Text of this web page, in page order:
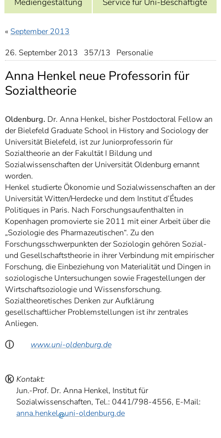
7]
Informationen zur
« September 2013
26. September 2013 357/13 Personalie
Anna Henkel neue Professorin für
Sozialtheorie
Oldenburg. Dr. Anna Henkel, bisher Postdoctoral Fellow an
der Bielefeld Graduate School in History and Sociology der
Universität Bielefeld, ist zur Juniorprofessorin für
Sozialtheorie an der Fakultät I Bildung und
Sozialwissenschaften der Universität Oldenburg ernannt
worden.
Henkel studierte Ökonomie und Sozialwissenschaften an der
Universität Witten/Herdecke und dem Institut d’Études
Politiques in Paris. Nach Forschungsaufenthalten in
Kopenhagen promovierte sie 2011 mit einer Arbeit über die
„Soziologie des Pharmazeutischen“. Zu den
Forschungsschwerpunkten der Soziologin gehören Sozial-
und Gesellschaftstheorie in ihrer Verbindung mit empirischer
Forschung, die Einbeziehung von Materialität und Dingen in
soziologische Untersuchungen sowie Fragestellungen der
Wirtschaftsoziologie und Wissensforschung.
Sozialtheoretisches Denken zur Aufklärung
gesellschaftlicher Problemstellungen ist ihr zentrales
Anliegen.
ⓘ www.uni-oldenburg.de
ⓚ Kontakt:
Jun.-Prof. Dr. Anna Henkel, Institut für
Sozialwissenschaften, Tel.: 0441/798-4556, E-Mail:
anna.henkel
uni-oldenburg.de